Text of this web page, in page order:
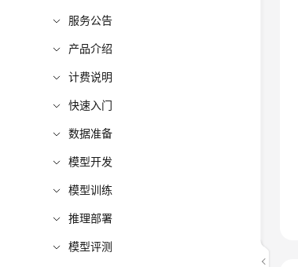
服务公告
产品介绍
计费说明
快速入门
数据准备
模型开发
模型训练
推理部署
模型评测